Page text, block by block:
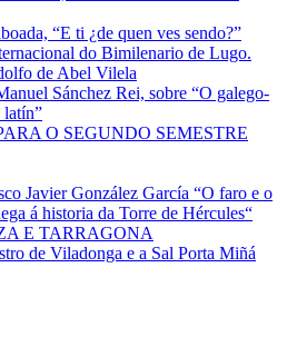
“E ti ¿de quen ves sendo?”
do Bimilenario de Lugo.
de Abel Vilela
Sánchez Rei, sobre “O galego-
latín”
O SEGUNDO SEMESTRE
Javier González García “O faro e o
á historia da Torre de Hércules“
E TARRAGONA
de Viladonga e a Sal Porta Miñá